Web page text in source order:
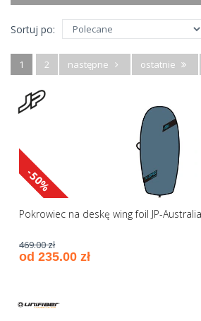
Sortuj po:
1 2 następne ostatnie
-50%
Pokrowiec na deskę wing foil JP-
469.00 zł
od 235.00 zł